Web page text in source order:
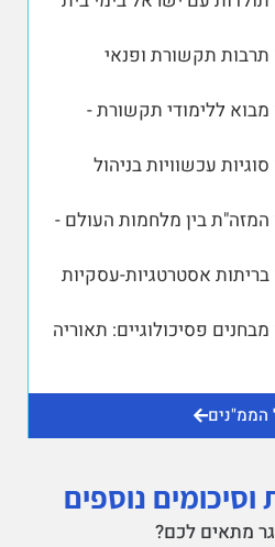
תרבות תקשורת ופנאי
ללימודי תקשורת -
עכשוויות בניהול
המזה"ת בין מלחמות העולם -
אסטרטגיות-עסקיות
פסיכולוגיים: תאוריה
הממ"נים
נוספים
מתאים לכם?